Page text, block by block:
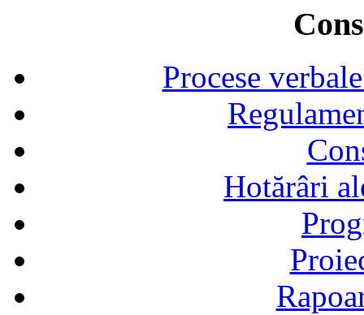
Procese
Hotărâri